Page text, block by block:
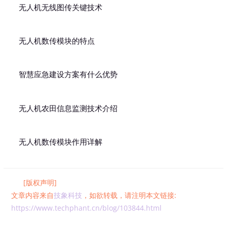
无人机无线图传关键技术
无人机数传模块的特点
智慧应急建设方案有什么优势
无人机农田信息监测技术介绍
无人机数传模块作用详解
[版权声明]
文章内容来自技象科技 ，如欲转载，请注明本文链接:
https://www.techphant.cn/blog/103844.html